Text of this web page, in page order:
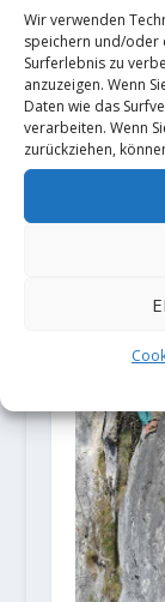
Wir verwenden
speichern und/oder
Surferlebnis zu
anzuzeigen. Wenn
Daten wie das
verarbeiten. Wenn
zurückziehen,
21. Juni 2018